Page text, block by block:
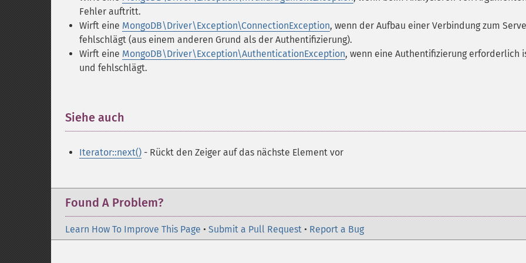
Fehler auftritt.
Wirft eine MongoDB\Driver\Exception\ConnectionException, wenn der Aufbau einer Verbindung zum
fehlschlägt (aus einem anderen Grund als der Authentifizierung).
Wirft eine MongoDB\Driver\Exception\AuthenticationException, wenn eine Authentifizierung erforderlich
und fehlschlägt.
Siehe auch
Iterator::next() - Rückt den Zeiger auf das nächste Element vor
Found A Problem?
Learn How To Improve This Page • Submit a Pull Request • Report a Bug